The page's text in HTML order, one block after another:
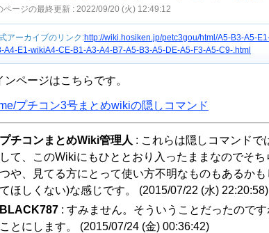
ページの最終更新 : 2022/09/20 (火) 12:49:12
アーカイブのリンク:http://wiki.hosiken.jp/petc3gou/html/A5-B3-A5-
A4-E1-wikiA4-CE-B1-A3-A4-B7-A5-B3-A5-DE-A5-F3-A5-C9-.html
ンページはこちらです。
プチコン3号まとめwikiの隠しコマンド
プチコンまとめWiki管理人 : これらは隠しコマンドで
して、このWikiにもひととおり入ったままなのでそ
つや、見てる方にとって使い方不明なものもあるか
てほしくない)な感じです。 (2015/07/22 (水) 22:20:58)
BLACK787 : すみません。そういうことだったので
ことにします。 (2015/07/24 (金) 00:36:42)